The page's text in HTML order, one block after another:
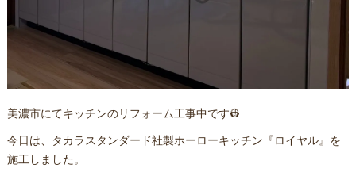
美濃市にてキッチンのリフォーム工事中です👷
今日は、タカラスタンダード社製ホーローキッチン『ロイヤル』を
施工しました。